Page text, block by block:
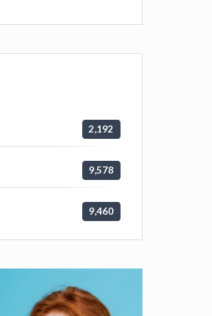
2,192
9,578
9,460